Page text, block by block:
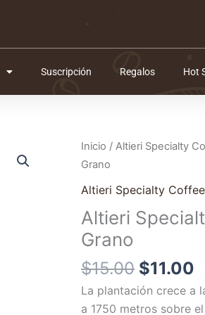
Suscripción Regalos Hot
Inicio / Altieri Specialty
Grano
Altieri Specialty Coffee
Altieri
Grano
$15.00
El
original
era:
$15.00.
$11.00
La plantación crece a
a 1750 metros sobre